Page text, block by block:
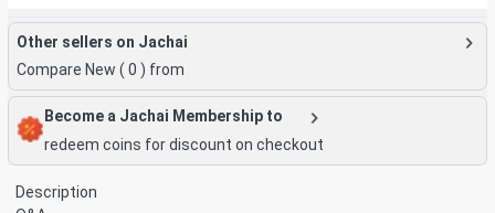
Other sellers on Jachai
Compare New ( 0 ) from
Become a Jachai Membership to
redeem coins for discount on checkout
Description